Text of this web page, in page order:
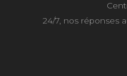
24/7, nos réponses